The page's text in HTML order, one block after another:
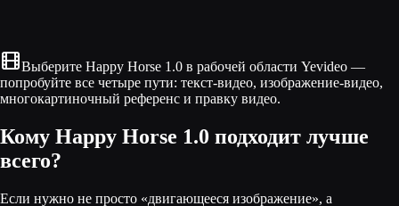
Выберите Happy Horse 1.0 в рабочей области Yevideo —
попробуйте все четыре пути: текст-видео, изображение-видео,
многокартиночный референс и правку видео.
Кому Happy Horse 1.0 подходит лучше
всего?
Если нужно не просто «двигающееся изображение», а